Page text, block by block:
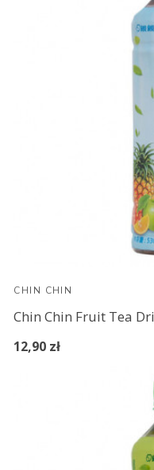
CHIN CHIN
Chin Chin Fruit Tea
12,90 zł